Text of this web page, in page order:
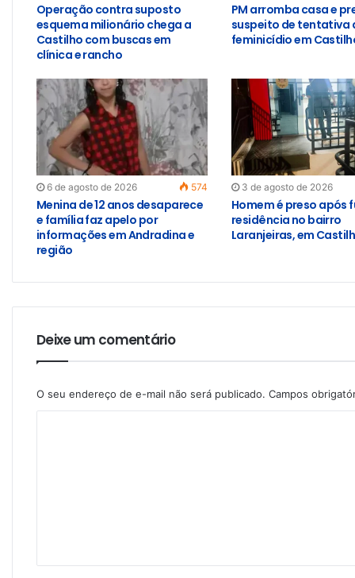
Operação contra suposto
esquema milionário chega a
Castilho com buscas em
clínica e rancho
PM arromba casa e
suspeito de tentativa
feminicídio em
6 de agosto de 2026 574
Menina de 12 anos desaparece
e família faz apelo por
informações em Andradina e
região
3 de agosto de 2026
Homem é preso após
residência no bairro
Laranjeiras, em
Deixe um comentário
O seu endereço de e-mail não será publicado. Campos